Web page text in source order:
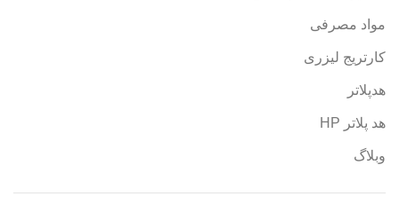
مواد مصرفی
کارتریج لیزری
هدپلاتر
هد پلاتر HP
وبلاگ